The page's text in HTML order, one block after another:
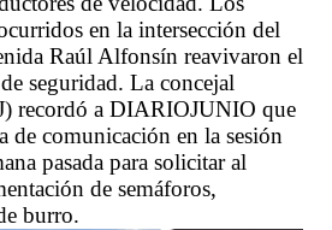
en la intersección del
Raúl Alfonsín reavivaron el
seguridad. La concejal
recordó a DIARIOJUNIO que
de comunicación en la sesión
pasada para solicitar al
de semáforos,
burro.